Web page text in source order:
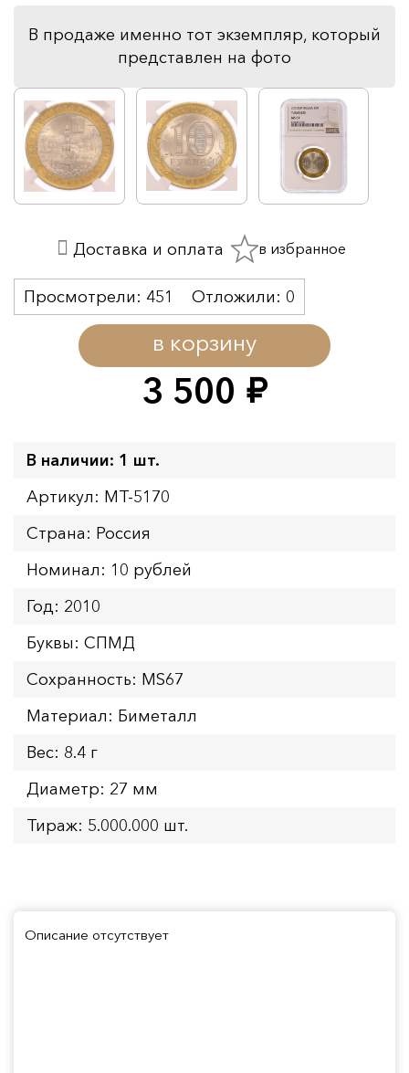
В продаже именно тот экземпляр, который
представлен на фото
3 500 руб.
в корзину
Просмотрели: 451 Отложили: 0
Доставка и оплата в избранное
В наличии: 1 шт.
Артикул: MT-5170
Страна: Россия
Номинал: 10 рублей
Год: 2010
Буквы: СПМД
Сохранность: MS67
Материал: Биметалл
Вес: 8.4 г
Диаметр: 27 мм
Тираж: 5.000.000 шт.
Описание отсутствует